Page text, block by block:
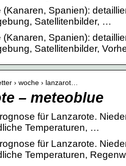
Spanien):
Satellitenbilder, …
Spanien):
Satellitenbilder,
› woche › lanzarot…
– meteoblue
für Lanzarote.
Temperaturen, …
für Lanzarote.
Temperaturen,